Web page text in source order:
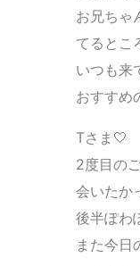
お兄ちゃ
てるとこ
いつも来
おすすめ
Tさま🤍
2度目の
会いたか
後半ぽわ
また今日